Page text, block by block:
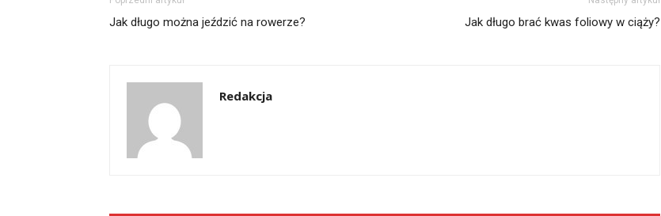
Jak długo można jeździć na rowerze? Jak długo brać kwas foliowy w ciąży?
Redakcja